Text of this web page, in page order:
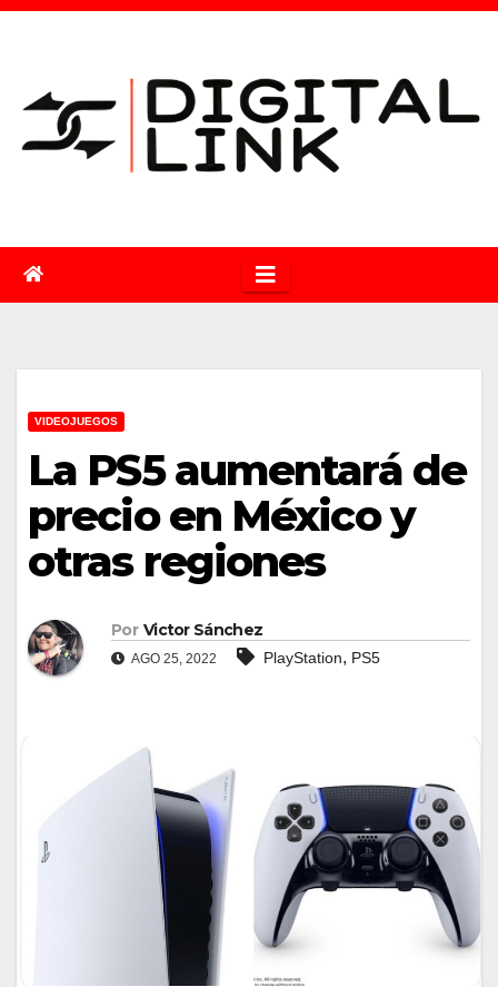
Saltar
VIDEOJUEGOS
La PS5 aumentará de
precio en México y
otras regiones
Por Victor Sánchez
AGO 25, 2022 PlayStation, PS5